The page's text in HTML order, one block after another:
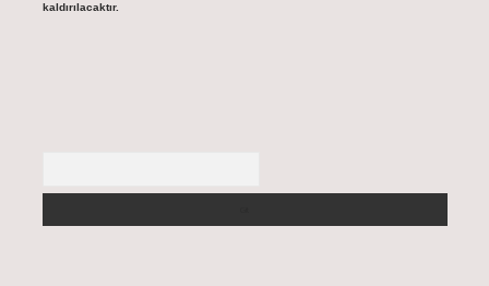
kaldırılacaktır.